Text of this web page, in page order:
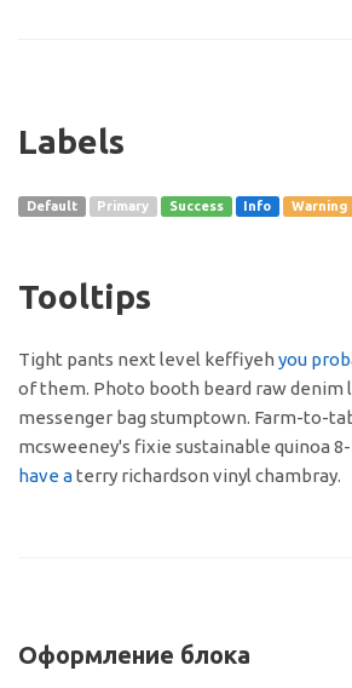
Labels
Default Primary Success Info Warning
Tooltips
Tight pants next level keffiyeh you
of them. Photo booth beard raw denim
messenger bag stumptown. Farm-to-
mcsweeney's fixie sustainable quinoa
have aterry richardson vinyl chambray.
Оформление блока